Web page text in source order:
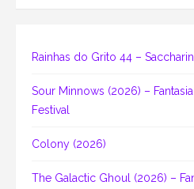
Rainhas do Grito 44 –
Sour Minnows (2026) –
Festival
Colony (2026)
The Galactic Ghoul (2026) –